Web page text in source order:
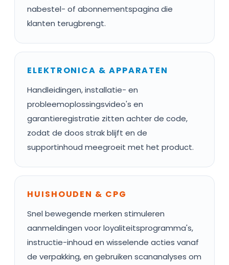
nabestel- of abonnementspagina die
klanten terugbrengt.
ELEKTRONICA & APPARATEN
Handleidingen, installatie- en
probleemoplossingsvideo's en
garantieregistratie zitten achter de code,
zodat de doos strak blijft en de
supportinhoud meegroeit met het product.
HUISHOUDEN & CPG
Snel bewegende merken stimuleren
aanmeldingen voor loyaliteitsprogramma's,
instructie-inhoud en wisselende acties vanaf
de verpakking, en gebruiken scananalyses om